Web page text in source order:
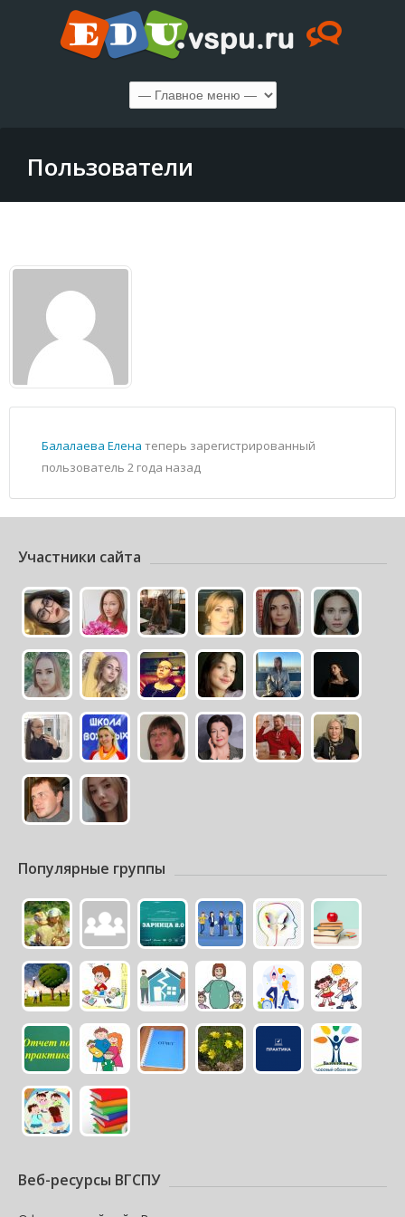
Пользователи
Балалаева Елена теперь зарегистрированный
пользователь 2 года назад
Участники сайта
Популярные группы
Веб-ресурсы ВГСПУ